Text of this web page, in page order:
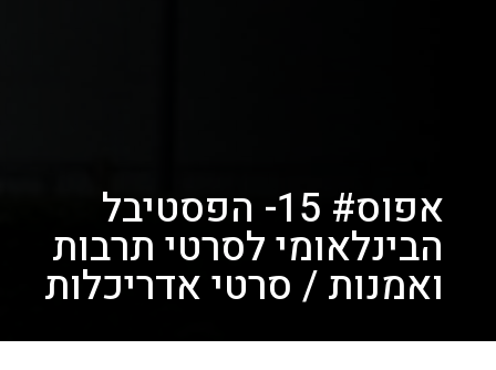
אפוס# 15- הפסטיבל
הבינלאומי לסרטי תרבות
ואמנות / סרטי אדריכלות